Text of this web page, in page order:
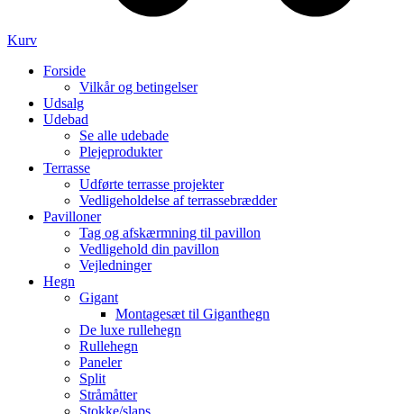
Kurv
Forside
Vilkår og betingelser
Udsalg
Udebad
Se alle udebade
Plejeprodukter
Terrasse
Udførte terrasse projekter
Vedligeholdelse af terrassebrædder
Pavilloner
Tag og afskærmning til pavillon
Vedligehold din pavillon
Vejledninger
Hegn
Gigant
Montagesæt til Giganthegn
De luxe rullehegn
Rullehegn
Paneler
Split
Stråmåtter